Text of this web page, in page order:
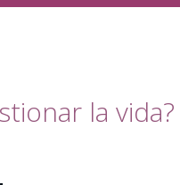
la vida?